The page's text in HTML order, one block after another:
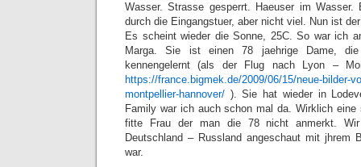
Wasser. Strasse gesperrt. Haeuser im
durch die Eingangstuer, aber nicht viel. Nun ist
Es scheint wieder die Sonne, 25C. So war ich
Marga. Sie ist einen 78 jaehrige Dame,
kennengelernt (als der Flug nach Lyon –
https://france.bigmek.de/2009/06/15/neue-bilder-
montpellier-hannover/ ). Sie hat wieder in
Family war ich auch schon mal da. Wirklich
fitte Frau der man die 78 nicht anmerkt. Wir
Deutschland – Russland angeschaut mit jhrem
war.